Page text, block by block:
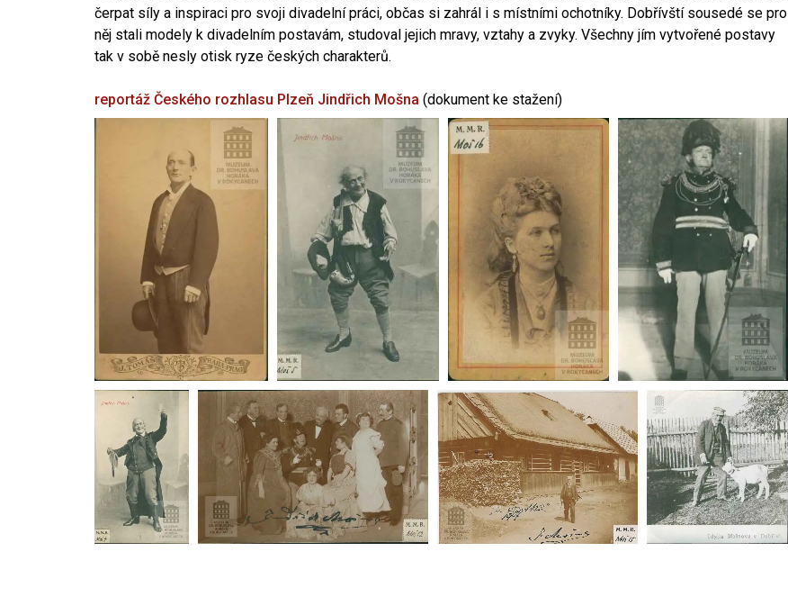
čerpat síly a inspiraci pro svoji divadelní práci, občas si zahrál i s místními ochotníky. Dobřívští sousedé se pro
něj stali modely k divadelním postavám, studoval jejich mravy, vztahy a zvyky. Všechny jím vytvořené postavy
tak v sobě nesly otisk ryze českých charakterů.
reportáž Českého rozhlasu Plzeň Jindřich Mošna (dokument ke stažení)